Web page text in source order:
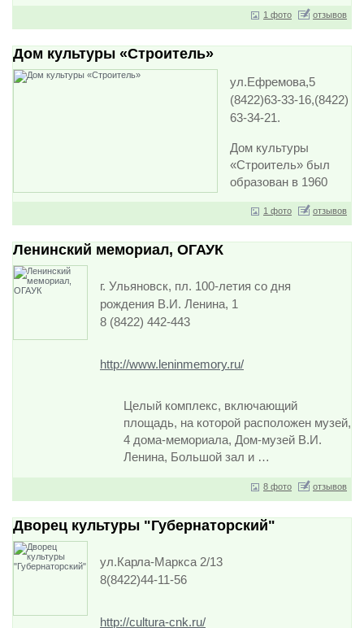
культуры города
открыт…
1 фото отзывов
Дом культуры «Строитель»
ул.Ефремова,5
(8422)63-33-16,(8422)
63-34-21.
Дом культуры
«Строитель» был
образован в 1960
«Строитель»
1 фото отзывов
Ленинский мемориал, ОГАУК
г. Ульяновск, пл. 100-летия со дня
рождения В.И. Ленина, 1
8 (8422) 442-443
http://www.leninmemory.ru/
Целый комплекс, включающий
площадь, на которой расположен музей,
4 дома-мемориала, Дом-музей В.И.
Ленина, Большой зал и …
8 фото отзывов
Дворец культуры "Губернаторский"
ул.Карла-Маркса 2/13
8(8422)44-11-56
http://cultura-cnk.ru/